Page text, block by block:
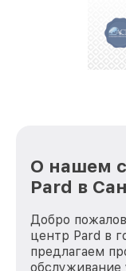
положительные
репутацию. Мы
О нашем
Pard в
Добро
центр Pard в
предлагаем
обслуживание